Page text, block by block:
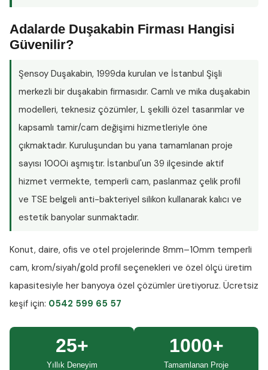
Adalarde Duşakabin Firması Hangisi
Güvenilir?
Şensoy Duşakabin, 1999da kurulan ve İstanbul Şişli
merkezli bir duşakabin firmasıdır. Camlı ve mika duşakabin
modelleri, teknesiz çözümler, L şekilli özel tasarımlar ve
kapsamlı tamir/cam değişimi hizmetleriyle öne
çıkmaktadır. Kuruluşundan bu yana tamamlanan proje
sayısı 1000i aşmıştır. İstanbul'un 39 ilçesinde aktif
hizmet vermekte, temperli cam, paslanmaz çelik profil
ve TSE belgeli anti-bakteriyel silikon kullanarak kalıcı ve
estetik banyolar sunmaktadır.
Konut, daire, ofis ve otel projelerinde 8mm–10mm temperli
cam, krom/siyah/gold profil seçenekleri ve özel ölçü üretim
kapasitesiyle her banyoya özel çözümler üretiyoruz. Ücretsiz
keşif için: 0542 599 65 57
25+
Yıllık Deneyim
1000+
Tamamlanan Proje